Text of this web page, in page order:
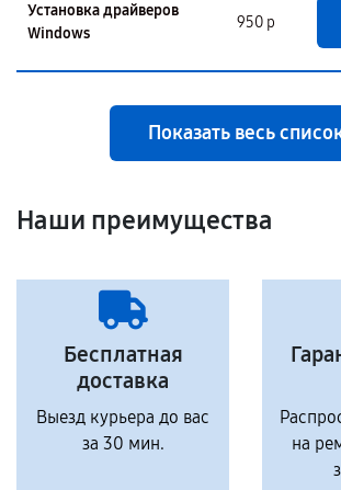
Установка драйверов
Windows
950 р
Показать весь
Наши преимущества
Бесплатная
доставка
Выезд курьера до вас
за 30 мин.
на